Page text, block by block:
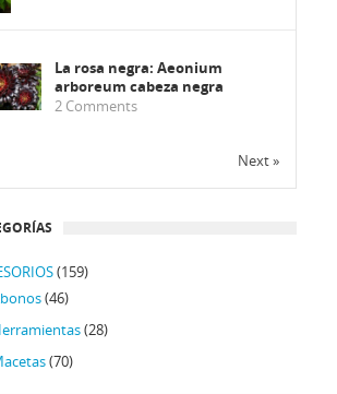
La rosa negra: Aeonium
arboreum cabeza negra
2 Comments
Next »
(159)
(46)
(28)
(70)